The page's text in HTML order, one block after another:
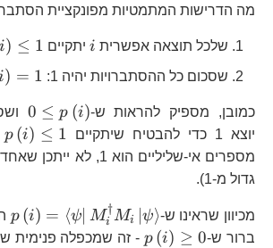
מה הדרישות המתמטיות מפונקציית
שלכל תוצאה אפשרית i יתקיים i) ≤ 1
שסכום כל ההסתברויות יהיה 1: ) = 1
כמובן, מספיק להראות ש-
0\le
p\left(i\right)
0 ≤ p (i)
יוצא 1 כדי להבטיח שיתקיים
p\left(i\right)\le1
p (i) ≤ 1
מספרים אי-שליליים הוא 1,
גדול מ-1).
מכיוון שראינו ש- p (i) = ⟨ψ Mi
†Mi ∣ψ⟩
ברור ש-
p\left(i\right)\ge0 p (i) ≥ 0
- זה שמכפלה פנימית